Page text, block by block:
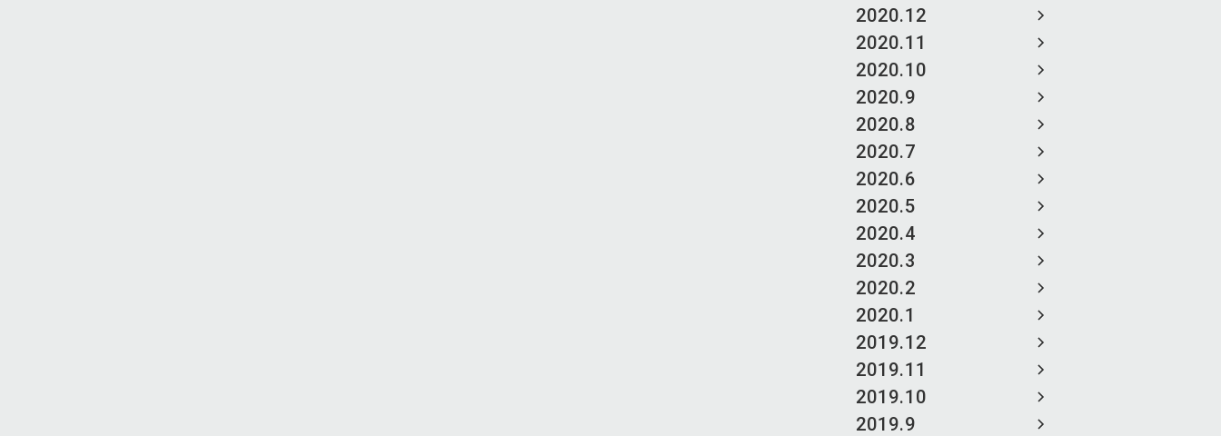
2020.12
2020.11
2020.10
2020.9
2020.8
2020.7
2020.6
2020.5
2020.4
2020.3
2020.2
2020.1
2019.12
2019.11
2019.10
2019.9